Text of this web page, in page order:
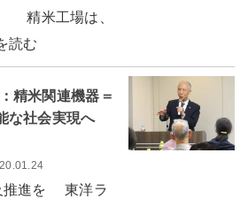
精米工場は、
読む
精米関連機器＝
な社会実現へ
推進を 東洋ラ